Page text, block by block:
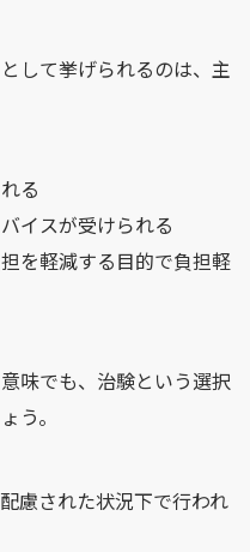
して挙げられるのは、主
る
イスが受けられる
を軽減する目的で負担軽
味でも、治験という選択
う。
慮された状況下で行われ